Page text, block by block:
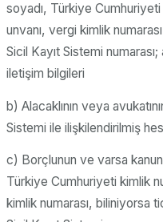
soyadı, Türkiye
unvanı, vergi kimlik
Sicil Kayıt Sistemi
iletişim bilgileri
b) Alacaklının veya
Sistemi ile ilişkilendirilmiş
c) Borçlunun ve varsa
Türkiye Cumhuriyeti kimlik
kimlik numarası, biliniyorsa